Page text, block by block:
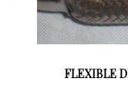
FLEXIBLE